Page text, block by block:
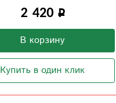
2 420
В корзину
Купить в один клик